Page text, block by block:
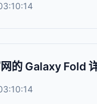
的 Galaxy Fold